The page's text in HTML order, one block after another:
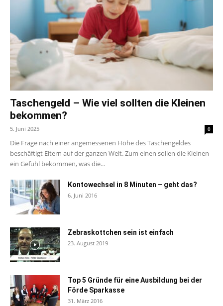
Taschengeld – Wie viel sollten die Kleinen
bekommen?
5. Juni 2025 0
Die Frage nach einer angemessenen Höhe des Taschengeldes
beschäftigt Eltern auf der ganzen Welt. Zum einen sollen die Kleinen
ein Gefühl bekommen, was die...
Kontowechsel in 8 Minuten – geht das?
6. Juni 2016
Zebraskottchen sein ist einfach
23. August 2019
Top 5 Gründe für eine Ausbildung bei der
Förde Sparkasse
31. März 2016